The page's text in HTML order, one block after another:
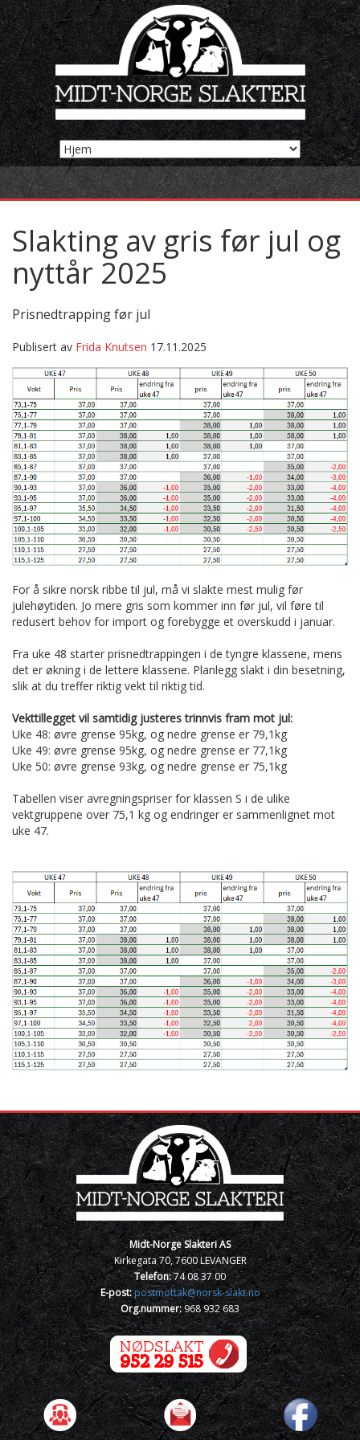
Slakting av gris før jul og
nyttår 2025
Prisnedtrapping før jul
Publisert av Frida Knutsen 17.11.2025
For å sikre norsk ribbe til jul, må vi slakte mest mulig før
julehøytiden. Jo mere gris som kommer inn før jul, vil føre til
redusert behov for import og forebygge et overskudd i januar.
Fra uke 48 starter prisnedtrappingen i de tyngre klassene, mens
det er økning i de lettere klassene. Planlegg slakt i din besetning,
slik at du treffer riktig vekt til riktig tid.
Vekttillegget vil samtidig justeres trinnvis fram mot jul:
Uke 48: øvre grense 95kg, og nedre grense er 79,1kg
Uke 49: øvre grense 95kg, og nedre grense er 77,1kg
Uke 50: øvre grense 93kg, og nedre grense er 75,1kg
Tabellen viser avregningspriser for klassen S i de ulike
vektgruppene over 75,1 kg og endringer er sammenlignet mot
uke 47.
Midt-Norge Slakteri AS
Kirkegata 70, 7600 LEVANGER
Telefon:74 08 37 00
E-post:postmottak@norsk-slakt.no
Org.nummer:968 932 683